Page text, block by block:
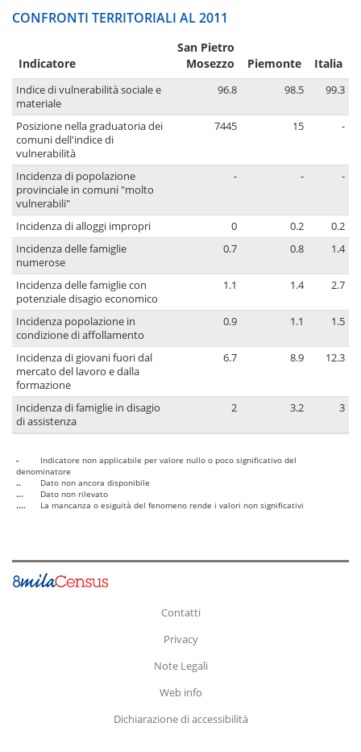
CONFRONTI TERRITORIALI AL 2011
Indicatore
San Pietro
Mosezzo
Piemonte Italia
Indice di vulnerabilità sociale e
materiale
96.8 98.5 99.3
Posizione nella graduatoria dei
comuni dell'indice di
vulnerabilità
7445 15 -
Incidenza di popolazione
provinciale in comuni "molto
vulnerabili"
- - -
Incidenza di alloggi impropri 0 0.2
0.2
Incidenza delle famiglie
numerose
0.7 0.8 1.4
Incidenza delle famiglie con
potenziale disagio economico
1.1 1.4 2.7
Incidenza popolazione in
condizione di affollamento
0.9 1.1 1.5
Incidenza di giovani fuori dal
mercato del lavoro e dalla
formazione
6.7 8.9 12.3
Incidenza di famiglie in disagio
di assistenza
2 3.2 3
-
Indicatore non applicabile per valore nullo o poco significativo del
denominatore
..
Dato non ancora disponibile
...
Dato non rilevato
....
La mancanza o esiguità del fenomeno rende i valori non significativi
Contatti
Privacy
Note Legali
Web info
Dichiarazione di accessibilità